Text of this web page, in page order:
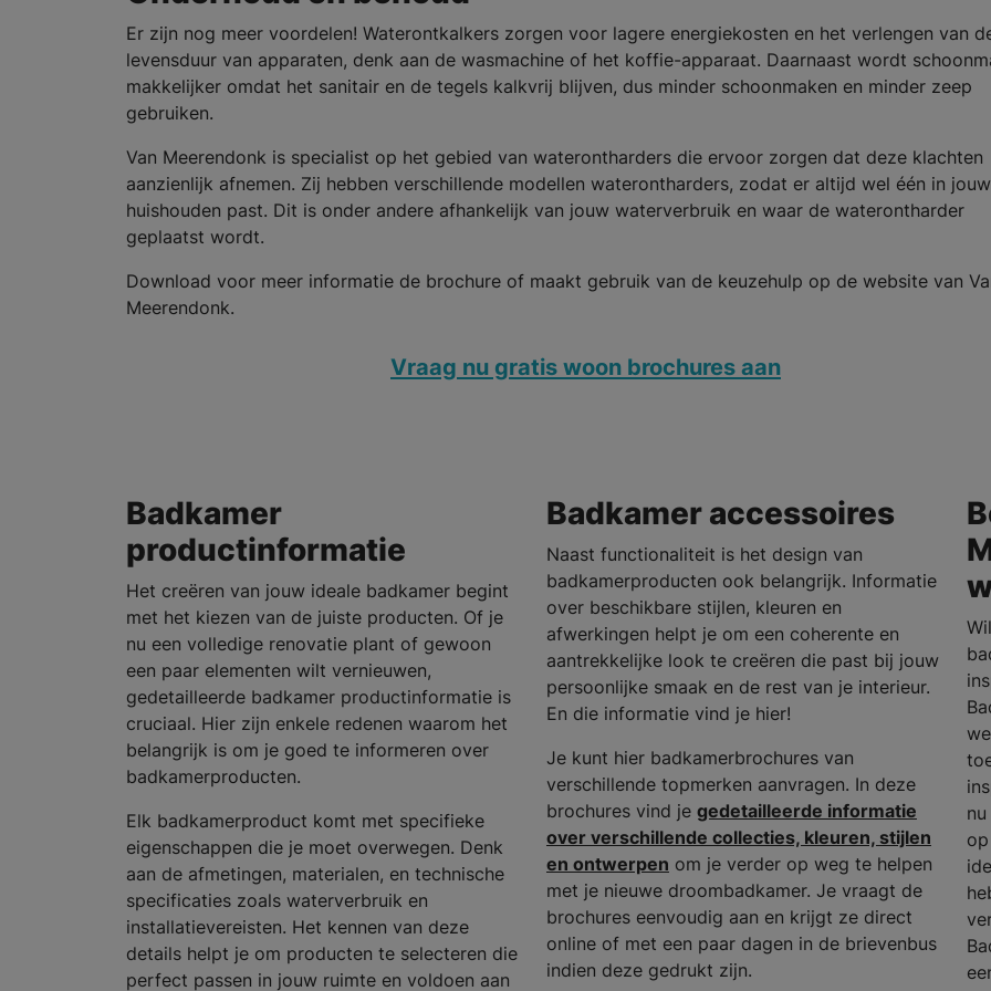
Er zijn nog meer voordelen! Waterontkalkers zorgen voor lagere energiekosten en het verlengen van
levensduur van apparaten, denk aan de wasmachine of het koffie-apparaat. Daarnaast wordt
makkelijker omdat het sanitair en de tegels kalkvrij blijven, dus minder schoonmaken en minder zeep
gebruiken.
Van Meerendonk is specialist op het gebied van waterontharders die ervoor zorgen dat deze klachten
aanzienlijk afnemen. Zij hebben verschillende modellen waterontharders, zodat er altijd wel één in jouw
huishouden past. Dit is onder andere afhankelijk van jouw waterverbruik en waar de waterontharder
geplaatst wordt.
Download voor meer informatie de brochure of maakt gebruik van de keuzehulp op de website van
Meerendonk.
Vraag nu gratis woon brochures aan
Badkamer
productinformatie
Het creëren van jouw ideale badkamer begint
met het kiezen van de juiste producten. Of je
nu een volledige renovatie plant of gewoon
een paar elementen wilt vernieuwen,
gedetailleerde badkamer productinformatie is
cruciaal. Hier zijn enkele redenen waarom het
belangrijk is om je goed te informeren over
badkamerproducten.
Elk badkamerproduct komt met specifieke
eigenschappen die je moet overwegen. Denk
aan de afmetingen, materialen, en technische
specificaties zoals waterverbruik en
installatievereisten. Het kennen van deze
details helpt je om producten te selecteren die
perfect passen in jouw ruimte en voldoen aan
Badkamer accessoires
Naast functionaliteit is het design van
badkamerproducten ook belangrijk. Informatie
over beschikbare stijlen, kleuren en
afwerkingen helpt je om een coherente en
aantrekkelijke look te creëren die past bij jouw
persoonlijke smaak en de rest van je interieur.
En die informatie vind je hier!
Je kunt hier badkamerbrochures van
verschillende topmerken aanvragen. In deze
brochures vind je gedetailleerde informatie
over verschillende collecties, kleuren, stijlen
en ontwerpen om je verder op weg te helpen
met je nieuwe droombadkamer. Je vraagt de
brochures eenvoudig aan en krijgt ze direct
online of met een paar dagen in de brievenbus
indien deze gedrukt zijn.